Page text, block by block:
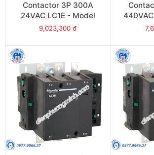
Contactor 3P 300A
24VAC LC1E - Model
LC1E300B6
9,023,300 đ